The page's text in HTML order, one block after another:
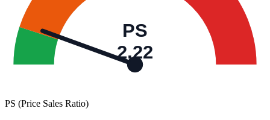
PS
2,22
PS (Price Sales Ratio)